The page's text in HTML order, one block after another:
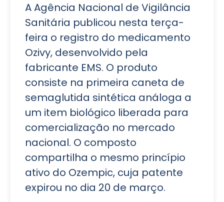
A Agência Nacional de Vigilância
Sanitária publicou nesta terça-
feira o registro do medicamento
Ozivy, desenvolvido pela
fabricante EMS. O produto
consiste na primeira caneta de
semaglutida sintética análoga a
um item biológico liberada para
comercialização no mercado
nacional. O composto
compartilha o mesmo princípio
ativo do Ozempic, cuja patente
expirou no dia 20 de março.